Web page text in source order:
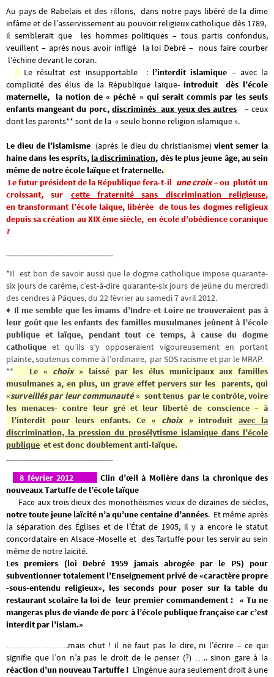
Au pays de Rabelais et des rillons, dans notre pays libéré de la dîme
infâme et de l’asservissement au pouvoir religieux catholique dès 1789,
il semblerait que les hommes politiques – tous partis confondus,
veuillent – après nous avoir infligé la loi Debré – nous faire courber
l’échine devant le coran.
Le résultat est insupportable :l’interdit islamique –avec la
complicité des élus de la République laïque-introduit dès l’école
maternelle, la notion de « péché » qui serait commis par les seuls
enfants mangeant du porc, discriminés aux yeux des autres – ceux
dont les parents** sont de la « seule bonne religion islamique ».
Le dieu de l’islamisme (après le dieu du christianisme) vient semer la
haine dans les esprits,la discrimination, dès le plus jeune âge, au sein
même de notre école laïque et fraternelle.
Le futur président de la République fera-t-il une croix –ou plutôt un
croissant,sur cette fraternité sans discrimination religieuse,
en transformant l’école laïque, libérée de tous les dogmes religieux
depuis sa création au XIX ème siècle, en école d’obédience coranique
?
*Il est bon de savoir aussi que le dogme catholique impose quarante-
six jours de carême, c’est-à-dire quarante-six jours de jeûne du mercredi
des cendres à Pâques, du 22 février au samedi 7 avril 2012.
♦ Il me semble que les imams d’Indre-et-Loire ne trouveraient pas à
leur goût que les enfants des familles musulmanes jeûnent à l’école
publique et laïque, pendant tout ce temps, à cause du dogme
catholique et qu’ils s’y opposeraient vigoureusement en portant
plainte, soutenus comme à l’ordinaire, par SOS racisme et par le MRAP.
**
Le « choix » laissé par les élus municipaux aux familles
musulmanes a, en plus, un grave effet pervers sur les parents, qui
«surveillés par leur communauté» sont tenus par le contrôle, voire
les menaces- contre leur gré et leur liberté de conscience – à
l’interdit pour leurs enfants. Ce « choix » introduit avec la
discrimination, la pression du prosélytisme islamique dans l’école
publique et est donc doublement anti-laïque.
8 février 2012
Clin d’œil à Molière dans la chronique des
nouveaux Tartuffe de l’école laïque
Face aux trois dieux des monothéismes vieux de dizaines de siècles,
notre toute jeune laïcité n’a qu’une centaine d’années. Et même après
la séparation des Églises et de l’État de 1905, il y a encore le statut
concordataire en Alsace -Moselle et des Tartuffe pour les servir au sein
même de notre laïcité.
Les premiers (loi Debré 1959 jamais abrogée par le PS) pour
subventionner totalement l’Enseignement privé de «caractère propre
-sous-entendu religieux», les seconds pour poser sur la table du
restaurant scolaire la loi de leur premier commandement : « Tu ne
mangeras plus de viande de porc à l’école publique française car c’est
interdit par l’islam.»
………………….mais chut ! il ne faut pas le dire, ni l’écrire – ce qui
signifie que l’on n’a pas le droit de le penser (?) ….. sinon gare à la
réaction d’un nouveau Tartuffe ! L’ingénue aura seulement droit à une